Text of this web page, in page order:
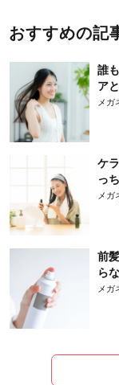
おすすめの記
誰
ア
メガ
ケ
っ
メガ
前
ら
メガ